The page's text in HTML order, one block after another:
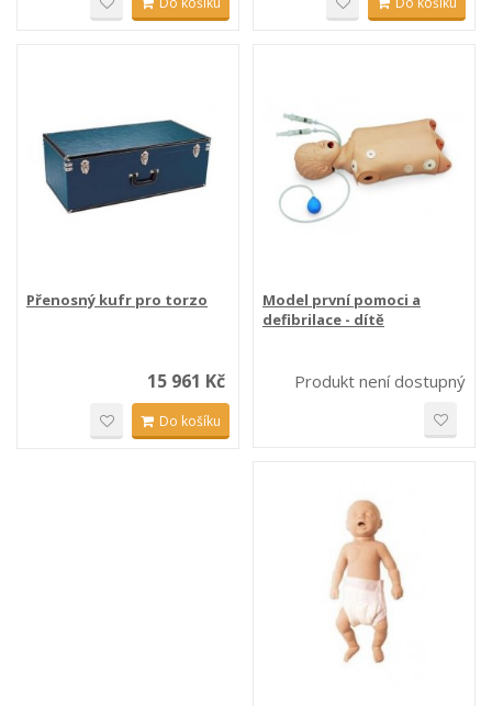
Přenosný kufr pro torzo
15 961 Kč
Do košíku
Model první pomoci a
defibrilace - dítě
Produkt není dostupný